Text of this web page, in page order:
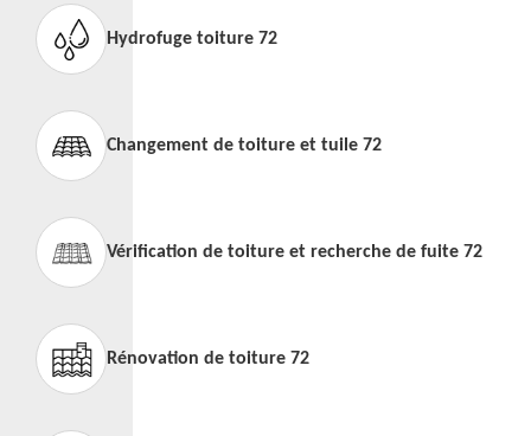
Hydrofuge toiture 72
Changement de toiture et tuile 72
Vérification de toiture et recherche de fuite 72
Rénovation de toiture 72